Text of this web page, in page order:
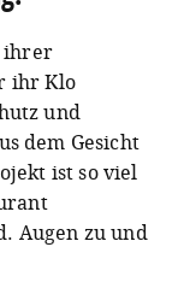
ihrer
ihr Klo
und
dem Gesicht
ist so viel
Augen zu und